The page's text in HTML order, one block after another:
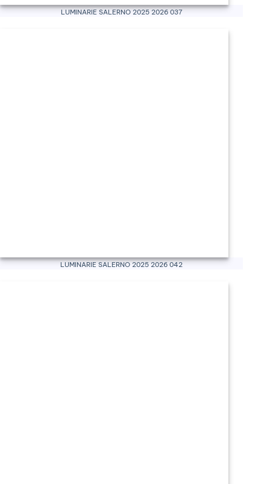
Luminarie Salerno 2025 2026 037
Luminarie Salerno 2025 2026 042